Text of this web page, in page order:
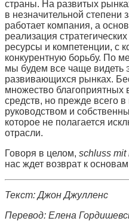
страны. На развитых
в незначительной степени
работает компания, а
реализация
ресурсы и компетенции, с
конкурентную борьбу. По
мы будем все чаще видеть
развивающихся рынках.
множество
средств, но прежде всего
руководством и
которое не полагается
отрасли.
Говоря в целом, schluss mit
нас ждет возврат к
Текст: Джон Джулленс
Перевод: Елена